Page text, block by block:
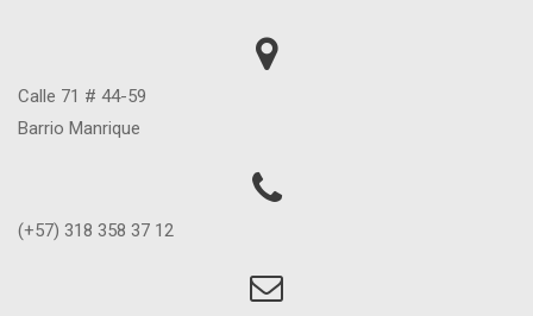
Calle 71 # 44-59
Barrio Manrique
(+57) 318 358 37 12